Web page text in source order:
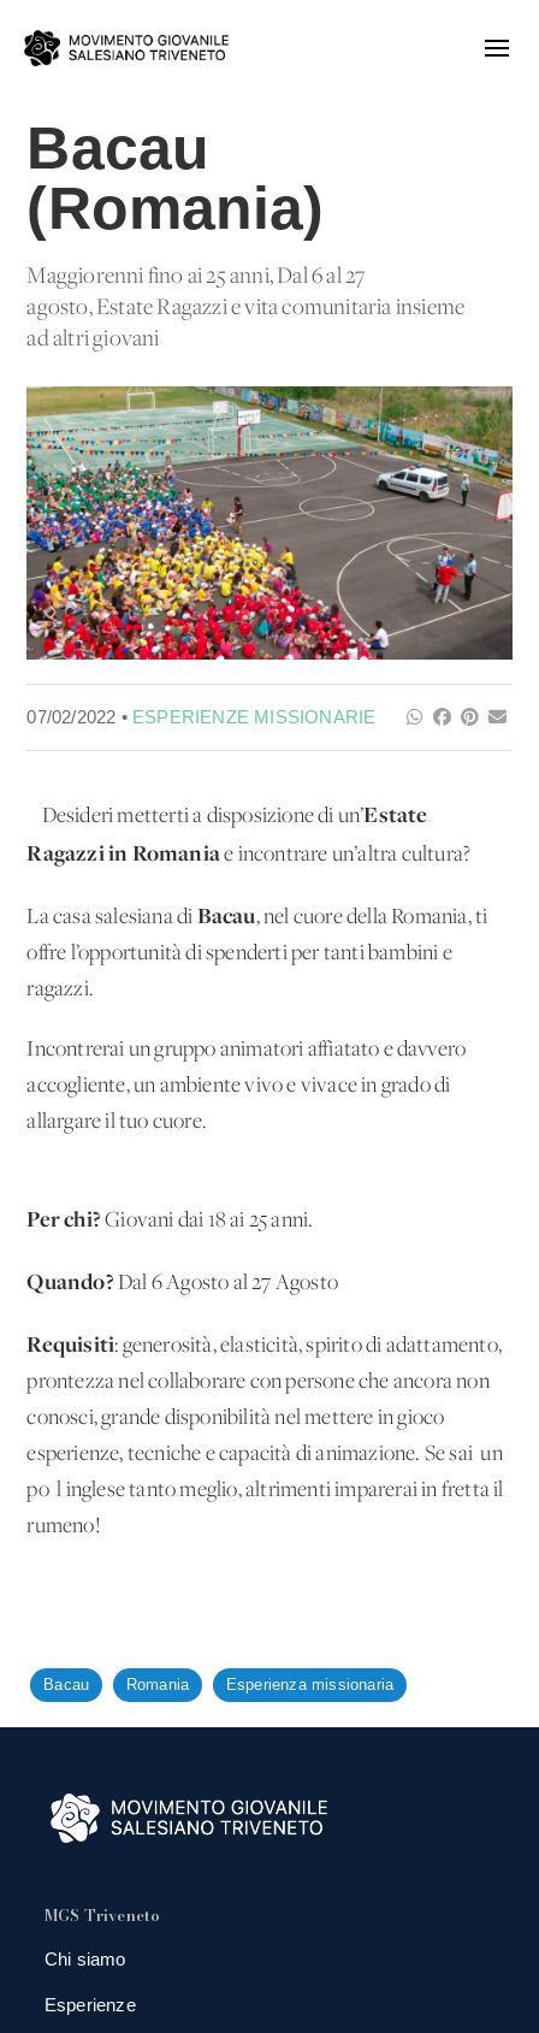
Bacau
(Romania)
Maggiorenni fino ai 25 anni, Dal 6 al 27
agosto, Estate Ragazzi e vita comunitaria insieme
ad altri giovani
07/02/2022 • ESPERIENZE MISSIONARIE
Desideri metterti a disposizione di un’Estate
Ragazzi in Romaniae incontrare un’altra cultura?
La casa salesiana di Bacau, nel cuore della Romania, ti
offre l’opportunità di spenderti per tanti bambini e
ragazzi.
Incontrerai un gruppo animatori affiatato e davvero
accogliente, un ambiente vivo e vivace in grado di
allargare il tuo cuore.
Per chi? Giovani dai 18 ai 25 anni.
Quando? Dal 6 Agosto al 27 Agosto
Requisiti: generosità, elasticità, spirito di adattamento,
prontezza nel collaborare con persone che ancora non
conosci, grande disponibilità nel mettere in gioco
esperienze, tecniche e capacità di animazione. Se sai un
po' l'inglese tanto meglio, altrimenti imparerai in fretta il
rumeno!
Bacau Romania Esperienza missionaria
MGS Triveneto
Chi siamo
Esperienze